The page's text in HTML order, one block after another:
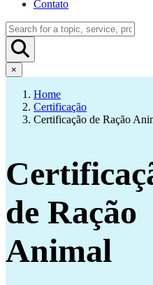
Contato
×
Home
Certificação
Certificação de Ração
de Ração
Animal